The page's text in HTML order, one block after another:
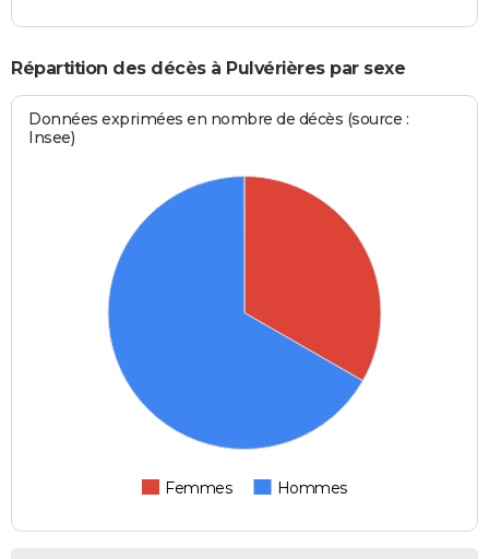
Répartition des décès à Pulvérières par sexe
Données exprimées en nombre de décès (source :
Insee)
Femmes Hommes